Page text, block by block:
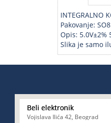
INTEGRALNO
Pakovanje: SO8
Opis: 5.0V±2%
Slika je samo
Beli elektronik
Vojislava Ilića 42, Beograd